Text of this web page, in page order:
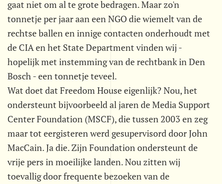
gaat niet om al te grote bedragen. Maar zo'n
tonnetje per jaar aan een NGO die wiemelt van de
rechtse ballen en innige contacten onderhoudt met
de CIA en het State Department vinden wij -
hopelijk met instemming van de rechtbank in Den
Bosch - een tonnetje teveel.
Wat doet dat Freedom House eigenlijk? Nou, het
ondersteunt bijvoorbeeld al jaren de Media Support
Center Foundation (MSCF), die tussen 2003 en zeg
maar tot eergisteren werd gesupervisord door John
MacCain. Ja die. Zijn Foundation ondersteunt de
vrije pers in moeilijke landen. Nou zitten wij
toevallig door frequente bezoeken van de